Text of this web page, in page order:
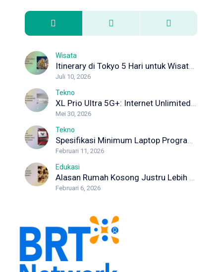
Wisata
Itinerary di Tokyo 5 Hari untuk Wisata Pertama Kali
Juli 10, 2026
Tekno
XL Prio Ultra 5G+: Internet Unlimited dengan Koneksi Maksimal
Mei 30, 2026
Tekno
Spesifikasi Minimum Laptop Programmer yang Wajib Diketahui Developer
Februari 11, 2026
Edukasi
Alasan Rumah Kosong Justru Lebih Berisiko Rayap
Februari 6, 2026